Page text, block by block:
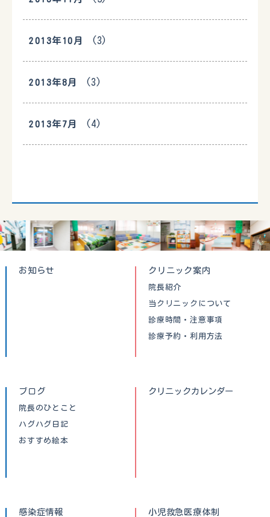
2013年10月 (3)
2013年8月 (3)
2013年7月 (4)
お知らせ クリニック案内
院長紹介
当クリニックについて
診療時間・注意事項
診療予約・利用方法
ブログ
院長のひとこと
ハグハグ日記
おすすめ絵本
クリニックカレンダー
感染症情報 小児救急医療体制